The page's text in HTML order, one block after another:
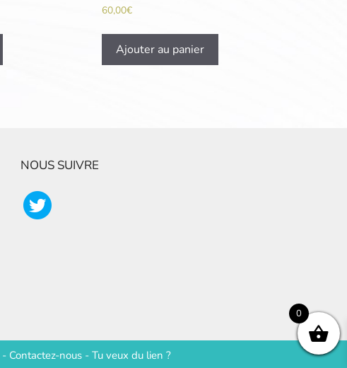
60,00€
Ajouter au panier
NOUS SUIVRE
- Contactez-nous - Tu veux du lien ?
0